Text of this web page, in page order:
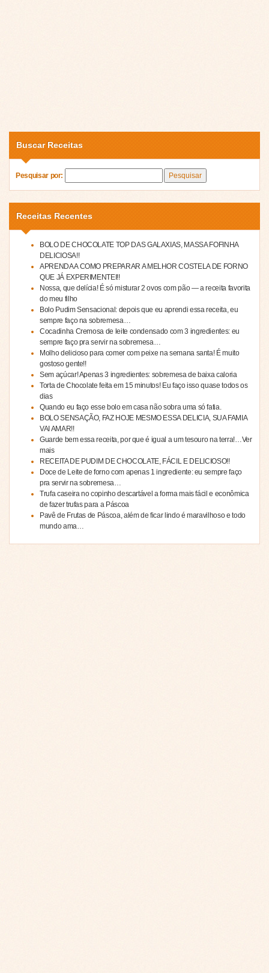
Buscar Receitas
Pesquisar por:
Receitas Recentes
BOLO DE CHOCOLATE TOP DAS GALAXIAS, MASSA FOFINHA
DELICIOSA!!
APRENDA A COMO PREPARAR A MELHOR COSTELA DE FORNO
QUE JÁ EXPERIMENTEI!!
Nossa, que delícia! É só misturar 2 ovos com pão — a receita favorita
do meu filho
Bolo Pudim Sensacional: depois que eu aprendi essa receita, eu
sempre faço na sobremesa…
Cocadinha Cremosa de leite condensado com 3 ingredientes: eu
sempre faço pra servir na sobremesa…
Molho delicioso para comer com peixe na semana santa! É muito
gostoso gente!!
Sem açúcar! Apenas 3 ingredientes: sobremesa de baixa caloria
Torta de Chocolate feita em 15 minutos! Eu faço isso quase todos os
dias
Quando eu faço esse bolo em casa não sobra uma só fatia.
BOLO SENSAÇÃO, FAZ HOJE MESMO ESSA DELICIA, SUA FAMIA
VAI AMAR!!
Guarde bem essa receita, por que é igual a um tesouro na terra!…Ver
mais
RECEITA DE PUDIM DE CHOCOLATE, FÁCIL E DELICIOSO!!
Doce de Leite de forno com apenas 1 ingrediente: eu sempre faço
pra servir na sobremesa…
Trufa caseira no copinho descartável a forma mais fácil e econômica
de fazer trufas para a Páscoa
Pavê de Frutas de Páscoa, além de ficar lindo é maravilhoso e todo
mundo ama…